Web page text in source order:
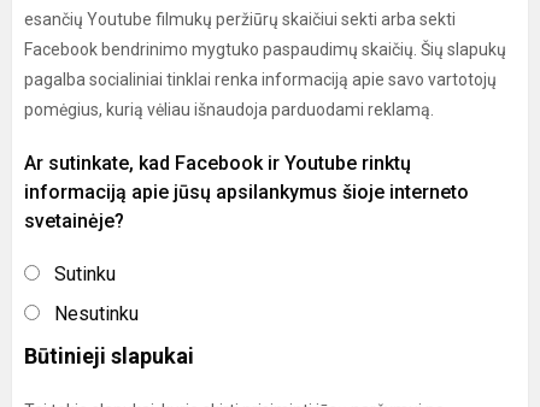
esančių Youtube filmukų peržiūrų skaičiui sekti arba sekti
Facebook bendrinimo mygtuko paspaudimų skaičių. Šių slapukų
pagalba socialiniai tinklai renka informaciją apie savo vartotojų
pomėgius, kurią vėliau išnaudoja parduodami reklamą.
Ar sutinkate, kad Facebook ir Youtube rinktų
informaciją apie jūsų apsilankymus šioje interneto
svetainėje?
Sutinku
Nesutinku
Būtinieji slapukai